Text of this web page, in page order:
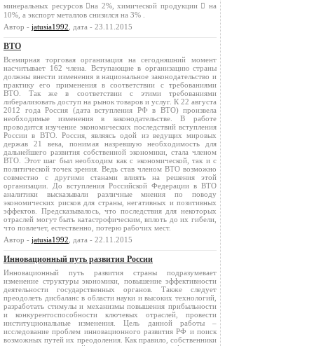
минеральных ресурсов на 2%, химической продукции  на
10%, а экспорт металлов снизился на 3% .
Автор - jatusia1992 , дата - 23.11.2015
ВТО
Всемирная торговая организация на сегодняшний момент
насчитывает 162 члена. Вступающие в организацию страны
должны внести изменения в национальное законодательство и
практику его применения в соответствии с требованиями
ВТО. Так же в соответствии с этими требованиями
либерализовать доступ на рынок товаров и услуг. К 22 августа
2012 года Россия (дата вступления РФ в ВТО) произвела
необходимые изменения в законодательстве. В работе
проводится изучение экономических последствий вступления
России в ВТО. Россия, являясь одой из ведущих мировых
держав 21 века, понимая назревшую необходимость для
дальнейшего развития собственной экономики, стала членом
ВТО. Этот шаг был необходим как с экономической, так и с
политической точек зрения. Ведь став членом ВТО возможно
совместно с другими станами влиять на решения этой
организации. До вступления Российской Федерации в ВТО
аналитики высказывали различные мнения по поводу
экономических рисков для страны, негативных и позитивных
эффектов. Предсказывалось, что последствия для некоторых
отраслей могут быть катастрофическим, вплоть до их гибели,
что повлечет, естественно, потерю рабочих мест.
Автор - jatusia1992 , дата - 22.11.2015
Инновационный путь развития России
Инновационный путь развития страны подразумевает
изменение структуры экономики, повышение эффективности
деятельности государственных органов. Также следует
преодолеть дисбаланс в области науки и высоких технологий,
разработать стимулы и механизмы повышения прибыльности
и конкурентоспособности ключевых отраслей, провести
институциональные изменения. Цель данной работы –
исследование проблем инновационного развития РФ и поиск
возможных путей их преодоления. Как правило, собственники